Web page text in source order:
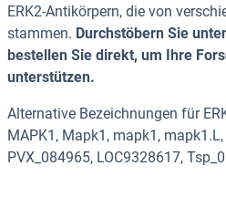
ERK2-Antikörpern, die von
stammen. Durchstöbern Sie
bestellen Sie direkt, um Ihre
unterstützen.
Alternative Bezeichnungen für
MAPK1, Mapk1, mapk1,
PVX_084965, LOC9328617,